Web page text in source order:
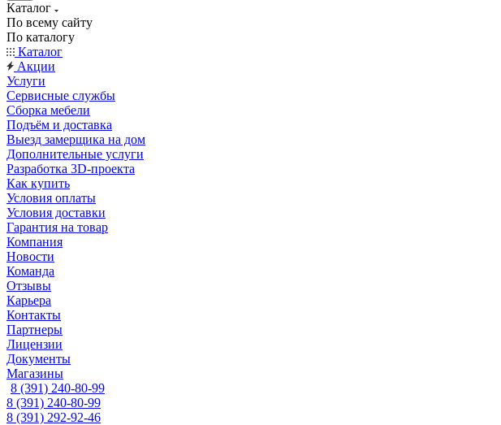
Каталог
По всему сайту
По каталогу
Каталог
Акции
Услуги
Сервисные службы
Сборка мебели
Подъём и доставка
Выезд замерщика на дом
Дополнительные услуги
Разработка 3D-проекта
Как купить
Условия оплаты
Условия доставки
Гарантия на товар
Компания
Новости
Команда
Отзывы
Карьера
Контакты
Партнеры
Лицензии
Документы
Магазины
8 (391) 240-80-99
8 (391) 240-80-99
8 (391) 292-92-46